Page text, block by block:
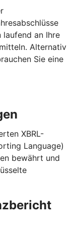
laufend an Ihre
Alternativ
Sie eine
XBRL-
Language)
bewährt und